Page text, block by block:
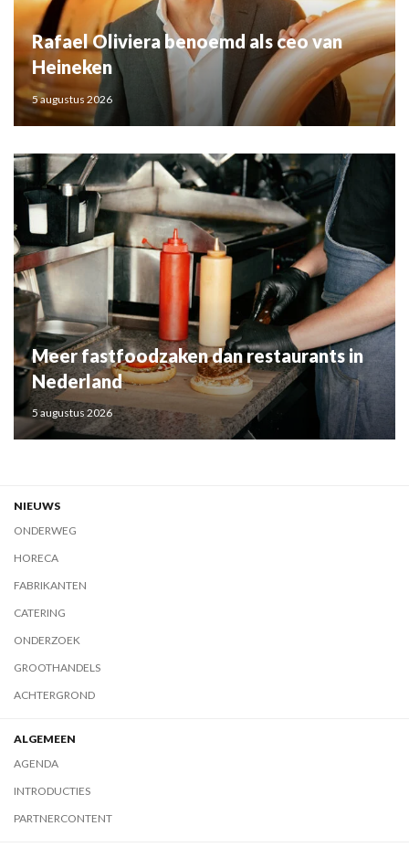
Rafael Oliviera benoemd als ceo van
Heineken
5 augustus 2026
Meer fastfoodzaken dan restaurants in
Nederland
5 augustus 2026
NIEUWS
ONDERWEG
HORECA
FABRIKANTEN
CATERING
ONDERZOEK
GROOTHANDELS
ACHTERGROND
ALGEMEEN
AGENDA
INTRODUCTIES
PARTNERCONTENT